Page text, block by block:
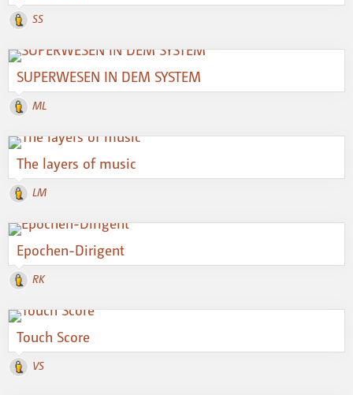
SS
SUPERWESEN IN DEM SYSTEM
ML
The layers of music
LM
Epochen-Dirigent
RK
Touch Score
VS